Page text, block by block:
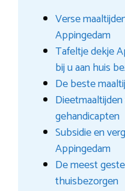
Verse
Appingedam
Tafeltje dekje
bij u aan huis
De beste
gehandicapten
Subsidie en
Appingedam
De meest
thuisbezorgen